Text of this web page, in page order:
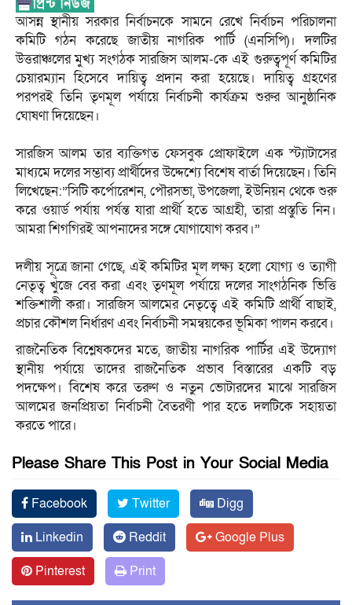
​আসন্ন স্থানীয় সরকার নির্বাচনকে সামনে রেখে নির্বাচন পরিচালনা
কমিটি গঠন করেছে জাতীয় নাগরিক পার্টি (এনসিপি)। দলটির
উত্তরাঞ্চলের মুখ্য সংগঠক সারজিস আলম-কে এই গুরুত্বপূর্ণ কমিটির
চেয়ারম্যান হিসেবে দায়িত্ব প্রদান করা হয়েছে। দায়িত্ব গ্রহণের
পরপরই তিনি তৃণমূল পর্যায়ে নির্বাচনী কার্যক্রম শুরুর আনুষ্ঠানিক
ঘোষণা দিয়েছেন।
​সারজিস আলম তার ব্যক্তিগত ফেসবুক প্রোফাইলে এক স্ট্যাটাসের
মাধ্যমে দলের সম্ভাব্য প্রার্থীদের উদ্দেশ্যে বিশেষ বার্তা দিয়েছেন। তিনি
লিখেছেন:”সিটি কর্পোরেশন, পৌরসভা, উপজেলা, ইউনিয়ন থেকে শুরু
করে ওয়ার্ড পর্যায় পর্যন্ত যারা প্রার্থী হতে আগ্রহী, তারা প্রস্তুতি নিন।
আমরা শিগগিরই আপনাদের সঙ্গে যোগাযোগ করব।”
​দলীয় সূত্রে জানা গেছে, এই কমিটির মূল লক্ষ্য হলো যোগ্য ও ত্যাগী
নেতৃত্ব খুঁজে বের করা এবং তৃণমূল পর্যায়ে দলের সাংগঠনিক ভিত্তি
শক্তিশালী করা। সারজিস আলমের নেতৃত্বে এই কমিটি প্রার্থী বাছাই,
প্রচার কৌশল নির্ধারণ এবং নির্বাচনী সমন্বয়কের ভূমিকা পালন করবে।
​রাজনৈতিক বিশ্লেষকদের মতে, জাতীয় নাগরিক পার্টির এই উদ্যোগ
স্থানীয় পর্যায়ে তাদের রাজনৈতিক প্রভাব বিস্তারের একটি বড়
পদক্ষেপ। বিশেষ করে তরুণ ও নতুন ভোটারদের মাঝে সারজিস
আলমের জনপ্রিয়তা নির্বাচনী বৈতরণী পার হতে দলটিকে সহায়তা
করতে পারে।
Please Share This Post in Your Social Media
Facebook Twitter
Digg
Linkedin
Reddit
Google Plus
Pinterest
Print